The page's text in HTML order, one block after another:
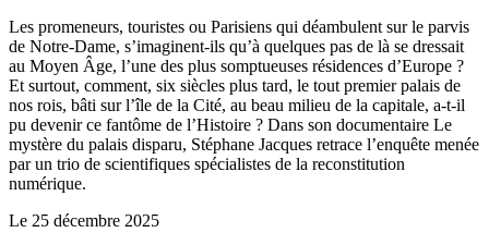
Les promeneurs, touristes ou Parisiens qui déambulent sur le parvis
de Notre-Dame, s’imaginent-ils qu’à quelques pas de là se dressait
au Moyen Âge, l’une des plus somptueuses résidences d’Europe ?
Et surtout, comment, six siècles plus tard, le tout premier palais de
nos rois, bâti sur l’île de la Cité, au beau milieu de la capitale, a-t-il
pu devenir ce fantôme de l’Histoire ? Dans son documentaire Le
mystère du palais disparu, Stéphane Jacques retrace l’enquête menée
par un trio de scientifiques spécialistes de la reconstitution
numérique.
Le 25 décembre 2025